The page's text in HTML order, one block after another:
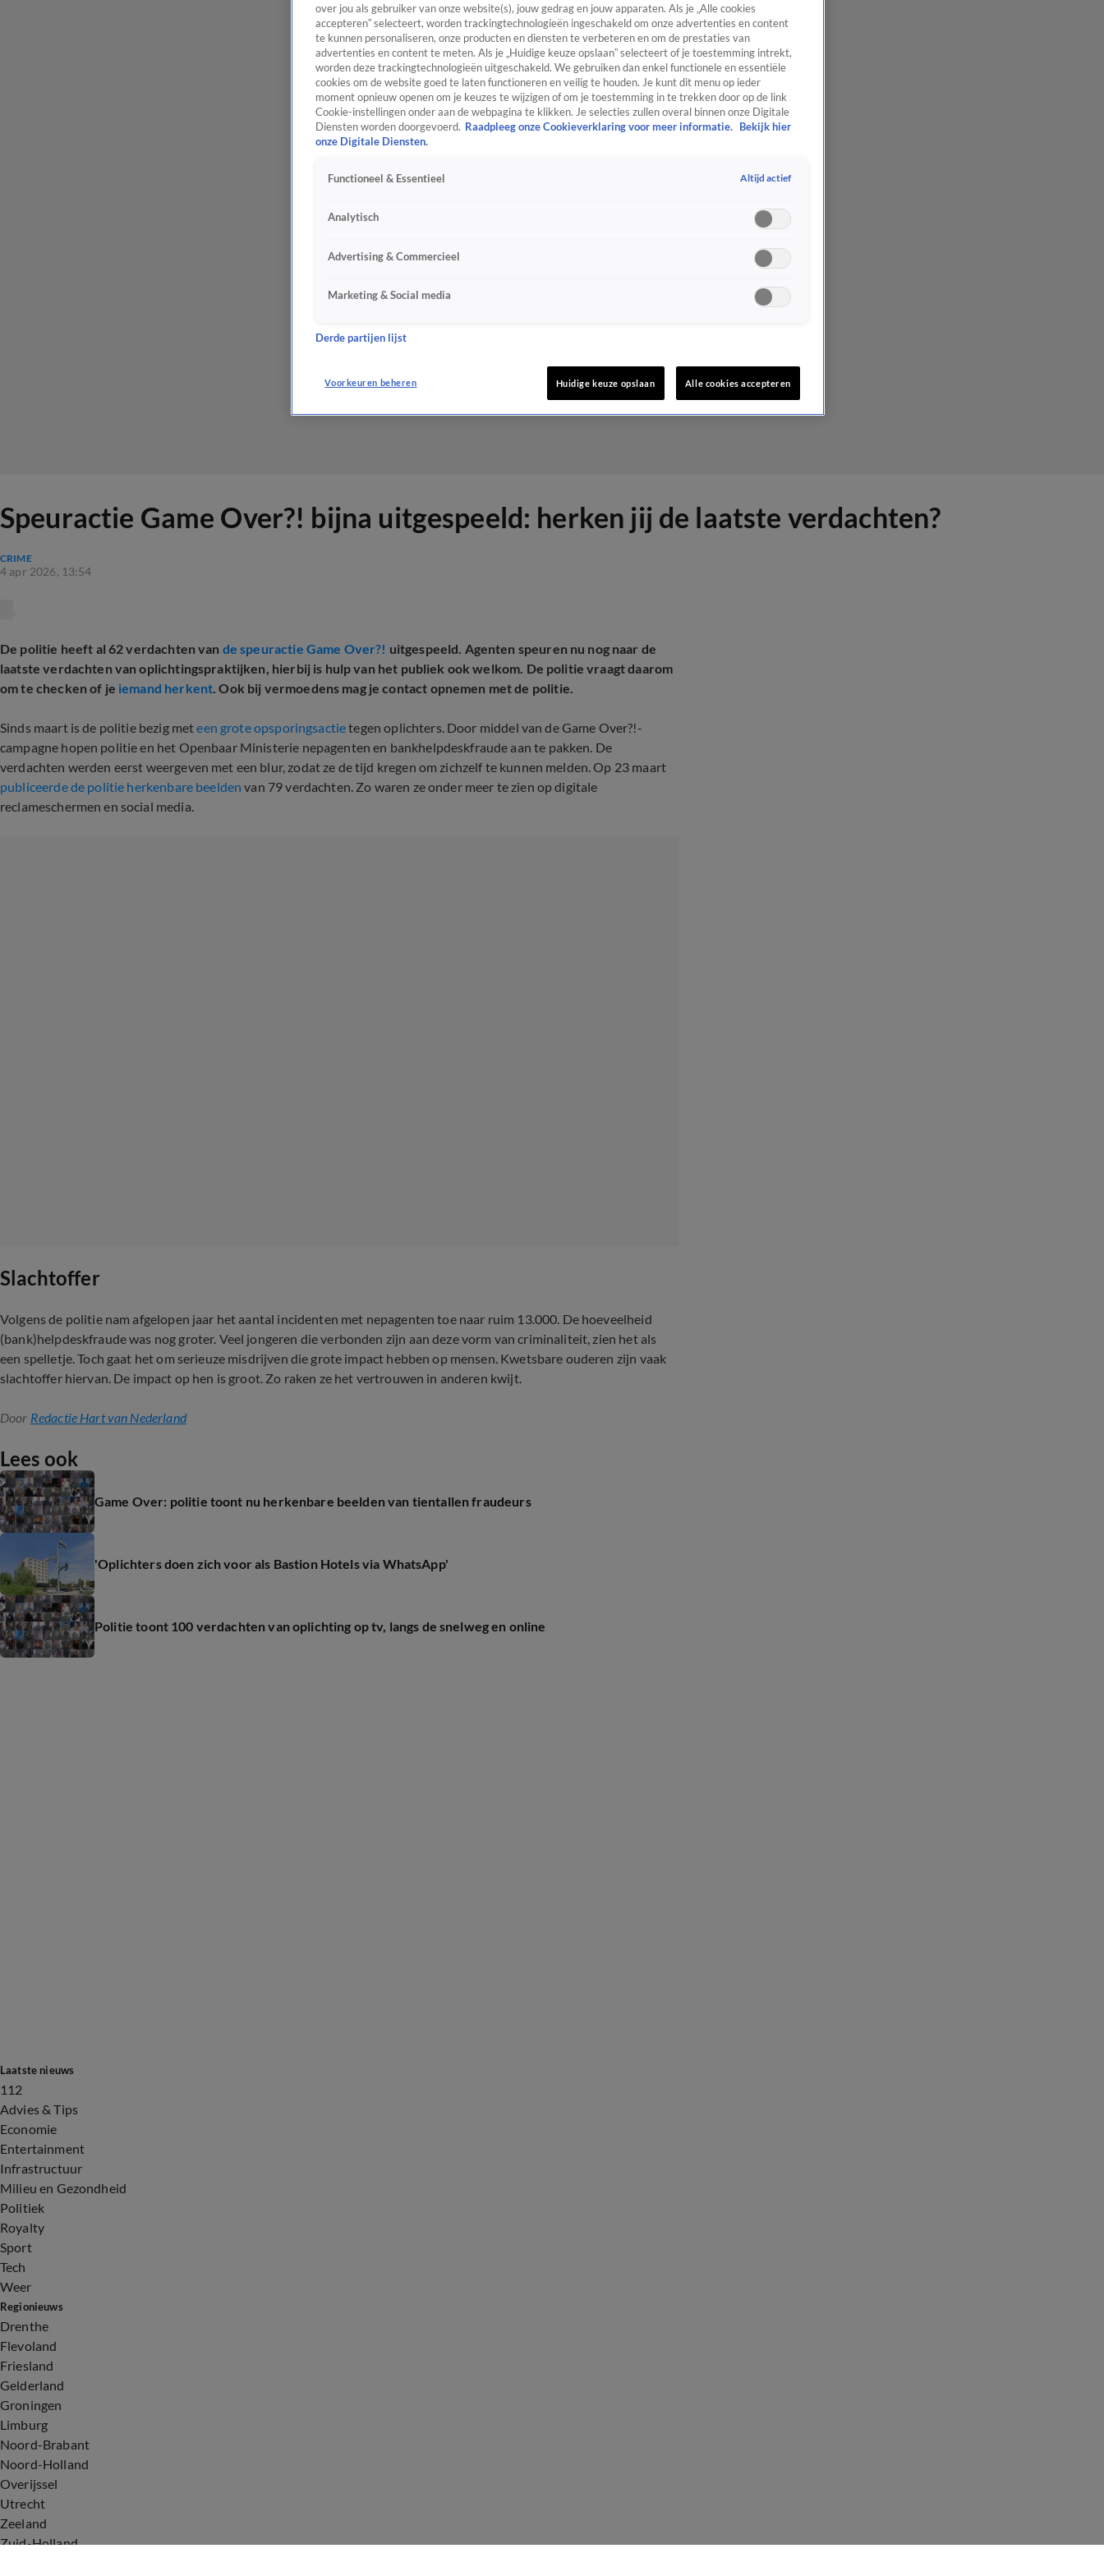
Speuractie Game Over?! bijna uitgespeeld: herken jij de laatste verdachten?
CRIME
4 apr 2026, 13:54
De politie heeft al 62 verdachten van de speuractie Game Over?! uitgespeeld. Agenten speuren nu nog naar de
laatste verdachten van oplichtingspraktijken, hierbij is hulp van het publiek ook welkom. De politie vraagt daarom
om te checken of je iemand herkent. Ook bij vermoedens mag je contact opnemen met de politie.
Sinds maart is de politie bezig meteen grote opsporingsactietegen oplichters. Door middel van de Game Over?!-
campagne hopen politie en het Openbaar Ministerie nepagenten en bankhelpdeskfraude aan te pakken. De
verdachten werden eerst weergeven met een blur, zodat ze de tijd kregen om zichzelf te kunnen melden. Op 23 maart
publiceerde de politie herkenbare beeldenvan 79 verdachten. Zo waren ze onder meer te zien op digitale
reclameschermen en social media.
Slachtoffer
Volgens de politie nam afgelopen jaar het aantal incidenten met nepagenten toe naar ruim 13.000. De hoeveelheid
(bank)helpdeskfraude was nog groter. Veel jongeren die verbonden zijn aan deze vorm van criminaliteit, zien het als
een spelletje. Toch gaat het om serieuze misdrijven die grote impact hebben op mensen. Kwetsbare ouderen zijn vaak
slachtoffer hiervan. De impact op hen is groot. Zo raken ze het vertrouwen in anderen kwijt.
Door Redactie Hart van Nederland
Lees ook
Game Over: politie toont nu herkenbare beelden van tientallen fraudeurs
'Oplichters doen zich voor als Bastion Hotels via WhatsApp'
Politie toont 100 verdachten van oplichting op tv, langs de snelweg en online
Laatste nieuws
112
Advies & Tips
Economie
Entertainment
Infrastructuur
Milieu en Gezondheid
Politiek
Royalty
Sport
Tech
Weer
Regionieuws
Drenthe
Flevoland
Friesland
Gelderland
Groningen
Limburg
Noord-Brabant
Noord-Holland
Overijssel
Utrecht
Zeeland
Zuid-Holland
over jou als gebruiker van onze website(s), jouw gedrag en jouw apparaten. Als je „Alle cookies
accepteren” selecteert, worden trackingtechnologieën ingeschakeld om onze advertenties en content
te kunnen personaliseren, onze producten en diensten te verbeteren en om de prestaties van
advertenties en content te meten. Als je „Huidige keuze opslaan” selecteert of je toestemming intrekt,
worden deze trackingtechnologieën uitgeschakeld. We gebruiken dan enkel functionele en essentiële
cookies om de website goed te laten functioneren en veilig te houden. Je kunt dit menu op ieder
moment opnieuw openen om je keuzes te wijzigen of om je toestemming in te trekken door op de link
Cookie-instellingen onder aan de webpagina te klikken. Je selecties zullen overal binnen onze Digitale
Diensten worden doorgevoerd. Raadpleeg onze Cookieverklaring voor meer informatie. Bekijk hier
onze Digitale Diensten.
Functioneel & Essentieel Altijd actief
Analytisch
Advertising & Commercieel
Marketing & Social media
Derde partijen lijst
Voorkeuren beheren Huidige keuze opslaan Alle cookies accepteren